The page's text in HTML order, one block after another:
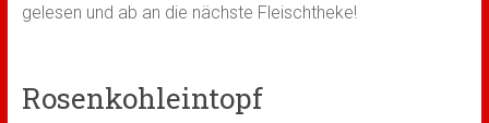
gelesen und ab an die nächste Fleischtheke!
Rosenkohleintopf